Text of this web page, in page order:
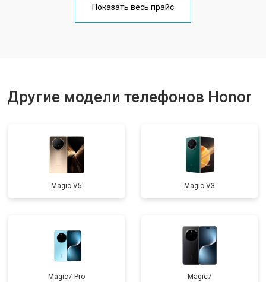
Ремонт цепи питания от 3200 ₽
Показать весь прайс
Другие модели телефонов Honor
Magic V5 Magic V3
Magic7 Pro Magic7